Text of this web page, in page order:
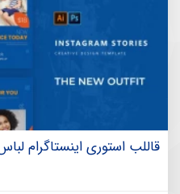
قاللب استوری اینستاگرام